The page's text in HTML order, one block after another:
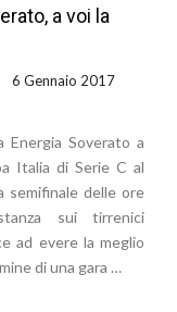
a voi la
6 Gennaio 2017
Energia Soverato a
Italia di Serie C al
semifinale delle ore
sui tirrenici
ad evere la meglio
di una gara …